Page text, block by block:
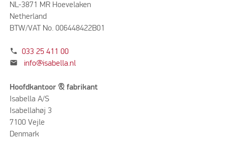
NL-3871 MR Hoevelaken
Netherland
BTW/VAT No. 006448422B01
phone 033 25 411 00
mail info@isabella.nl
Hoofdkantoor & fabrikant
Isabella A/S
Isabellahøj 3
7100 Vejle
Denmark